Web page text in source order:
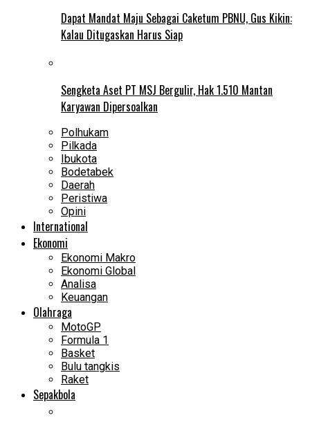
Dapat Mandat Maju Sebagai Caketum PBNU, Gus Kikin:
Kalau Ditugaskan Harus Siap
Sengketa Aset PT MSJ Bergulir, Hak 1.510 Mantan
Karyawan Dipersoalkan
Polhukam
Pilkada
Ibukota
Bodetabek
Daerah
Peristiwa
Opini
International
Ekonomi
Ekonomi Makro
Ekonomi Global
Analisa
Keuangan
Olahraga
MotoGP
Formula 1
Basket
Bulu tangkis
Raket
Sepakbola